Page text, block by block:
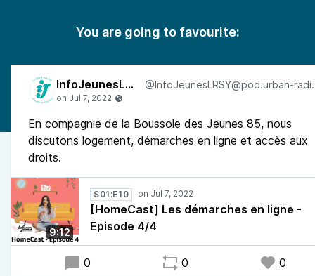
You are going to favourite:
InfoJeunesLRSY
En compagnie de la Boussole des Jeunes 85, nous
discutons logement, démarches en ligne et accès aux
droits.
9:12
S01:E10
[HomeCast] Les démarches en ligne -
Episode 4/4
0 0 0